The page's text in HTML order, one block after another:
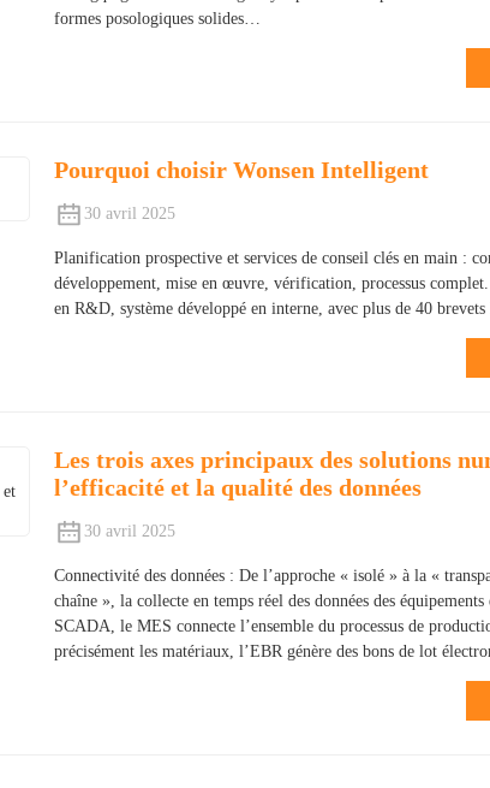
formes posologiques solides…
Pourquoi choisir Wonsen Intelligent
30 avril 2025
Planification prospective et services de conseil clés en main :
développement, mise en œuvre, vérification, processus complet.
en R&D, système développé en interne, avec plus de 40
Les trois axes principaux des solutions
l’efficacité et la qualité des données
30 avril 2025
Connectivité des données : De l’approche « isolé » à la «
chaîne », la collecte en temps réel des données des équipements
SCADA, le MES connecte l’ensemble du processus de
précisément les matériaux, l’EBR génère des bons de lot